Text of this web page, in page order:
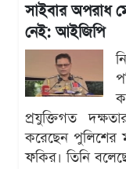
সাইবার অপরাধ
নেই: আইজিপি
প্রযুক্তিগত
করেছেন পুলিশের
ফকির। তিনি